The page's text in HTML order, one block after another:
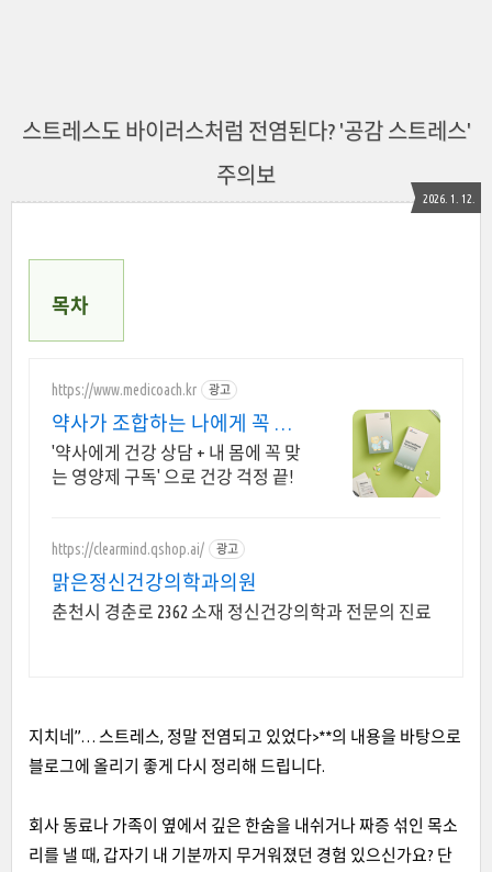
스트레스도 바이러스처럼 전염된다? '공감 스트레스'
주의보
2026. 1. 12.
목차
https://www.medicoach.kr 광고
약사가 조합하는 나에게 꼭 맞
는 맞춤형 영양제.
'약사에게 건강 상담 + 내 몸에 꼭 맞
는 영양제 구독' 으로 건강 걱정 끝!
https://clearmind.qshop.ai/ 광고
맑은정신건강의학과의원
춘천시 경춘로 2362 소재 정신건강의학과 전문의 진료
지치네”… 스트레스, 정말 전염되고 있었다>**의 내용을 바탕으로
블로그에 올리기 좋게 다시 정리해 드립니다.
회사 동료나 가족이 옆에서 깊은 한숨을 내쉬거나 짜증 섞인 목소
리를 낼 때, 갑자기 내 기분까지 무거워졌던 경험 있으신가요? 단